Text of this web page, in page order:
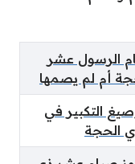
الرسول عشر
أم لم يصمها
التكبير في
الحجة